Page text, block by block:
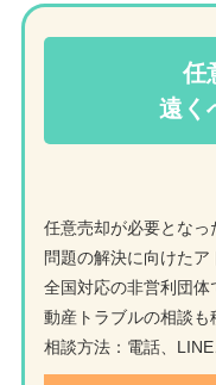
任
遠く
任意売却が必要となっ
問題の解決に向けたア
全国対応の非営利団
動産トラブルの相談も
相談方法：電話、